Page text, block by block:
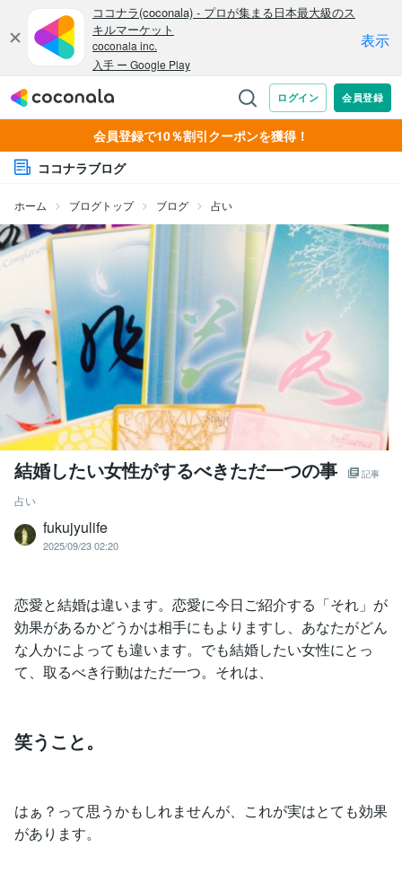
会員登録で10％割引クーポンを獲得！
ココナラブログ
ホーム ブログトップ ブログ 占い
結婚したい女性がするべきただ一つの事 記事
占い
fukujyulife
2025/09/23 02:20
恋愛と結婚は違います。恋愛に今日ご紹介する「それ」が
効果があるかどうかは相手にもよりますし、あなたがどん
な人かによっても違います。でも結婚したい女性にとっ
て、取るべき行動はただ一つ。それは、
笑うこと。
はぁ？って思うかもしれませんが、これが実はとても効果
があります。